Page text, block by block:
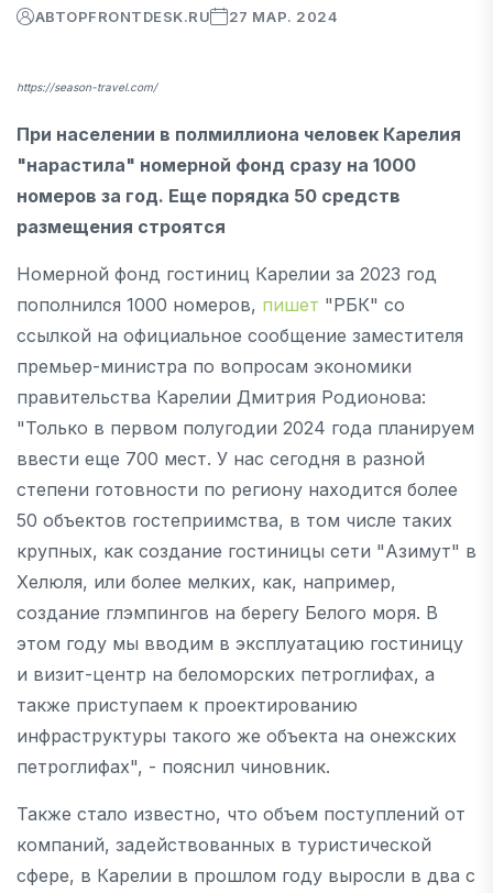
АВТОРFRONTDESK.RU 27 МАР. 2024
https://season-travel.com/
При населении в полмиллиона человек Карелия
"нарастила" номерной фонд сразу на 1000
номеров за год. Еще порядка 50 средств
размещения строятся
Номерной фонд гостиниц Карелии за 2023 год
пополнился 1000 номеров, пишет "РБК" со
ссылкой на официальное сообщение заместителя
премьер-министра по вопросам экономики
правительства Карелии Дмитрия Родионова:
"Только в первом полугодии 2024 года планируем
ввести еще 700 мест. У нас сегодня в разной
степени готовности по региону находится более
50 объектов гостеприимства, в том числе таких
крупных, как создание гостиницы сети "Азимут" в
Хелюля, или более мелких, как, например,
создание глэмпингов на берегу Белого моря. В
этом году мы вводим в эксплуатацию гостиницу
и визит-центр на беломорских петроглифах, а
также приступаем к проектированию
инфраструктуры такого же объекта на онежских
петроглифах", - пояснил чиновник.
Также стало известно, что объем поступлений от
компаний, задействованных в туристической
сфере, в Карелии в прошлом году выросли в два с